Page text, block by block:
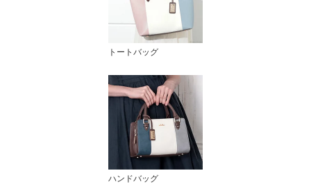
トートバッグ
ハンドバッグ